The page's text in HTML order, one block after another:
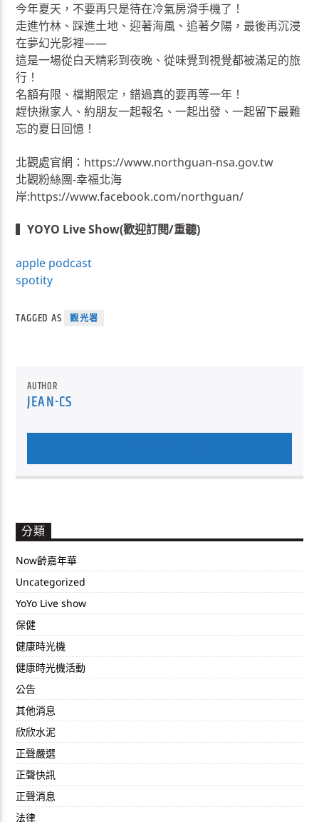
今年夏天，不要再只是待在冷氣房滑手機了！
走進竹林、踩進土地、迎著海風、追著夕陽，最後再沉浸
在夢幻光影裡——
這是一場從白天精彩到夜晚、從味覺到視覺都被滿足的旅
行！
名額有限、檔期限定，錯過真的要再等一年！
趕快揪家人、約朋友一起報名、一起出發、一起留下最難
忘的夏日回憶！
北觀處官網：https://www.northguan-nsa.gov.tw
北觀粉絲團-幸福北海
岸:https://www.facebook.com/northguan/
▍YOYO Live Show(歡迎訂閱/重聽)
apple podcast
spotity
TAGGED AS 觀光署
AUTHOR
JEAN-CS
分類
Now齡嘉年華
Uncategorized
YoYo Live show
保健
健康時光機
健康時光機活動
公告
其他消息
欣欣水泥
正聲嚴選
正聲快訊
正聲消息
法律